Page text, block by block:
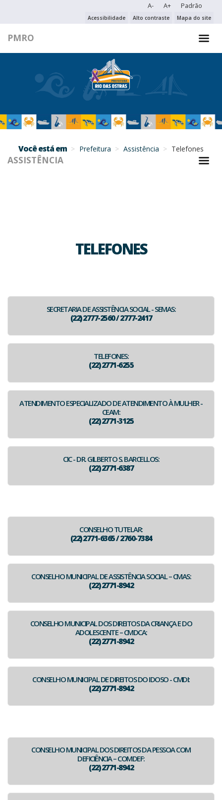
A- A+ Padrão
Acessibilidade Alto contraste Mapa do site
PMRO
PESQUISAR NO PORTAL
PESQUISAR
Você está em Prefeitura Assistência Telefones
ASSISTÊNCIA
TELEFONES
SECRETARIA DE ASSISTÊNCIA SOCIAL - SEMAS:
(22) 2777-2560 / 2777-2417
TELEFONES:
(22) 2771-6255
ATENDIMENTO ESPECIALIZADO DE ATENDIMENTO À MULHER -
CEAM:
(22) 2771-3125
CIC - DR. GILBERTO S. BARCELLOS:
(22) 2771-6387
CONSELHO TUTELAR:
(22) 2771-6365 / 2760-7384
CONSELHO MUNICIPAL DE ASSISTÊNCIA SOCIAL – CMAS:
(22) 2771-8942
CONSELHO MUNICIPAL DOS DIREITOS DA CRIANÇA E DO
ADOLESCENTE – CMDCA:
(22) 2771-8942
CONSELHO MUNICIPAL DE DIREITOS DO IDOSO - CMDI:
(22) 2771-8942
CONSELHO MUNICIPAL DOS DIREITOS DA PESSOA COM
DEFICIÊNCIA – COMDEF:
(22) 2771-8942